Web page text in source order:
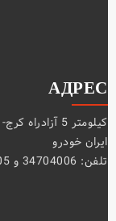
АДРЕС
كيلومتر 5
ايران خودرو
تلفن: 34704006 و 34704005- 026 فکس: 34704007- 026